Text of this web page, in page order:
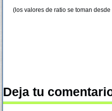
(los valores de ratio se toman
Deja tu